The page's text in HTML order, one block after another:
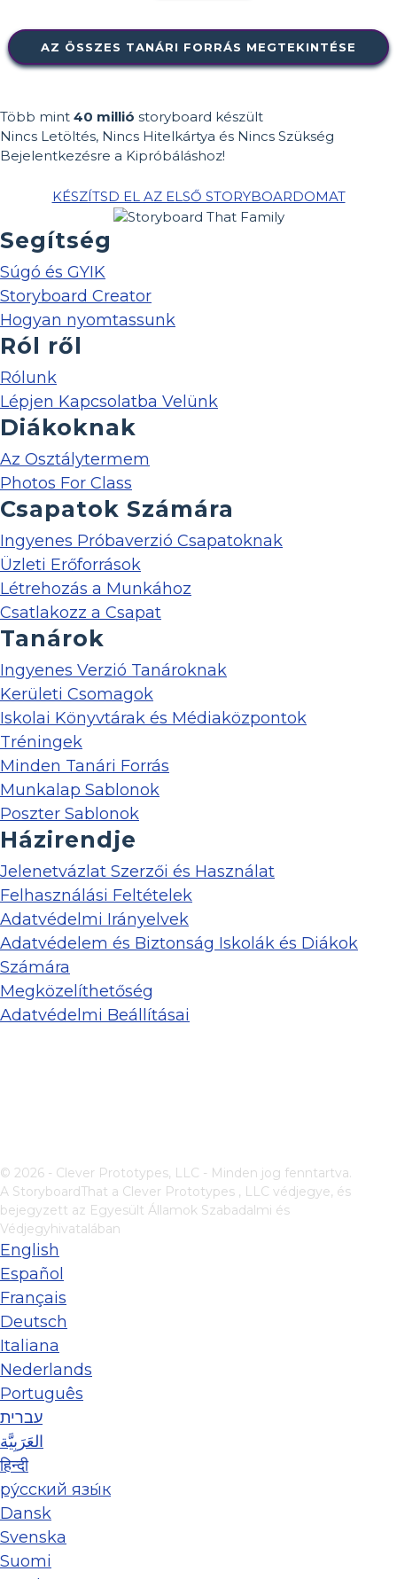
AZ ÖSSZES TANÁRI FORRÁS MEGTEKINTÉSE
Több mint 40 millió storyboard készült
Nincs Letöltés, Nincs Hitelkártya és Nincs Szükség
Bejelentkezésre a Kipróbáláshoz!
KÉSZÍTSD EL AZ ELSŐ STORYBOARDOMAT
Segítség
Súgó és GYIK
Storyboard Creator
Hogyan nyomtassunk
Ról ről
Rólunk
Lépjen Kapcsolatba Velünk
Diákoknak
Az Osztálytermem
Photos For Class
Csapatok Számára
Ingyenes Próbaverzió Csapatoknak
Üzleti Erőforrások
Létrehozás a Munkához
Csatlakozz a Csapat
Tanárok
Ingyenes Verzió Tanároknak
Kerületi Csomagok
Iskolai Könyvtárak és Médiaközpontok
Tréningek
Minden Tanári Forrás
Munkalap Sablonok
Poszter Sablonok
Házirendje
Jelenetvázlat Szerzői és Használat
Felhasználási Feltételek
Adatvédelmi Irányelvek
Adatvédelem és Biztonság Iskolák és Diákok
Számára
Megközelíthetőség
Adatvédelmi Beállításai
© 2026 - Clever Prototypes, LLC - Minden jog fenntartva.
A StoryboardThat a Clever Prototypes , LLC védjegye, és
bejegyzett az Egyesült Államok Szabadalmi és
Védjegyhivatalában
English
Español
Français
Deutsch
Italiana
Nederlands
Português
עברית
العَرَبِيَّة
हिन्दी
ру́сский язы́к
Dansk
Svenska
Suomi